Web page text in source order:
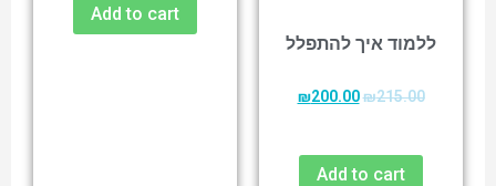
ללמוד איך להתפלל
₪215.00
₪200.00
Add to cart
Add to cart